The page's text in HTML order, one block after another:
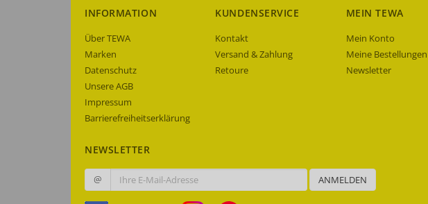
INFORMATION
Über TEWA
Marken
Datenschutz
Unsere AGB
Impressum
Barrierefreiheitserklärung
KUNDENSERVICE
Kontakt
Versand & Zahlung
Retoure
MEIN TEWA
Mein Konto
Meine Bestellungen
Newsletter
NEWSLETTER
@ ANMELDEN